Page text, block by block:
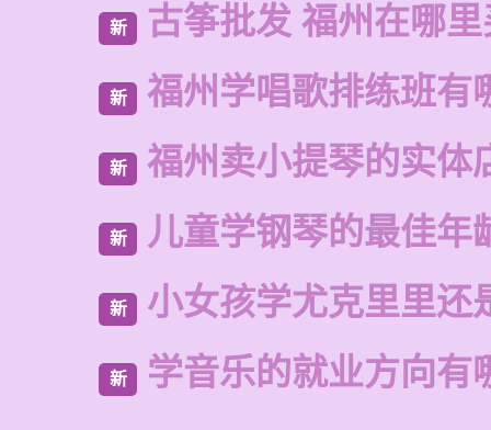
新 古筝批发 福州在哪
新 福州学唱歌排练班有
新 福州卖小提琴的实体
新 儿童学钢琴的最佳年
新 小女孩学尤克里里还
新 学音乐的就业方向有